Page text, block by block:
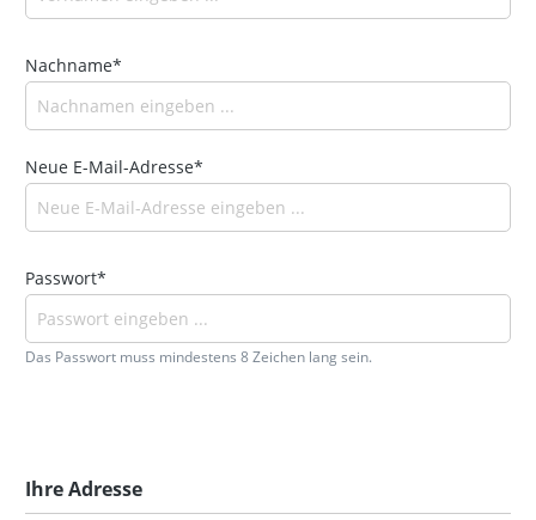
Nachname*
Neue E-Mail-Adresse*
Passwort*
Das Passwort muss mindestens 8 Zeichen lang sein.
Ihre Adresse